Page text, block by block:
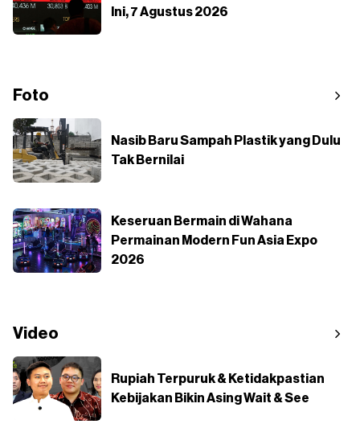
Ini, 7 Agustus 2026
Foto
Nasib Baru Sampah Plastik yang Dulu
Tak Bernilai
Keseruan Bermain di Wahana
Permainan Modern Fun Asia Expo
2026
Video
Rupiah Terpuruk & Ketidakpastian
Kebijakan Bikin Asing Wait & See